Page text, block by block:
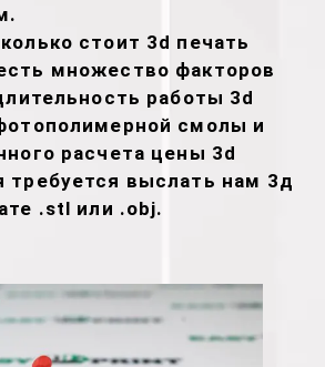
стоит 3d печать
множество факторов
работы 3d
смолы и
расчета цены 3d
требуется выслать нам 3д
.stl или .obj.